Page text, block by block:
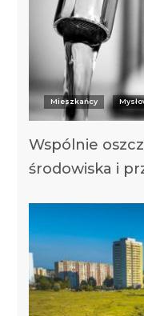
Mieszkańcy
Wspólnie
środowiska i